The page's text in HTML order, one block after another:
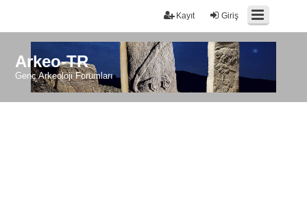
Giriş
Kayıt
Arkeo-TR
Genç Arkeoloji Forumları